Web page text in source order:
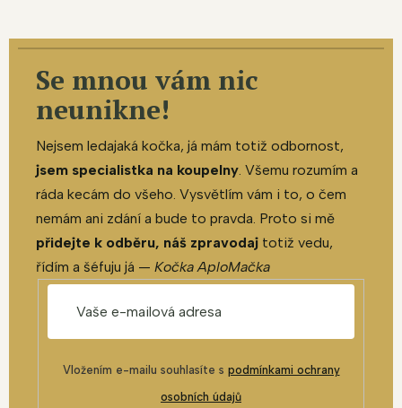
Se mnou vám nic
neunikne!
Nejsem ledajaká kočka, já mám totiž odbornost,
jsem specialistka na koupelny . Všemu rozumím a
ráda kecám do všeho. Vysvětlím vám i to, o čem
nemám ani zdání a bude to pravda. Proto si mě
přidejte k odběru, náš zpravodaj totiž vedu,
řídím a šéfuju já — Kočka AploMačka
Vložením e-mailu souhlasíte s podmínkami ochrany
osobních údajů